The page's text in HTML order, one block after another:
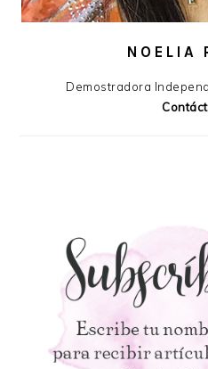
NOELIA
Demostradora